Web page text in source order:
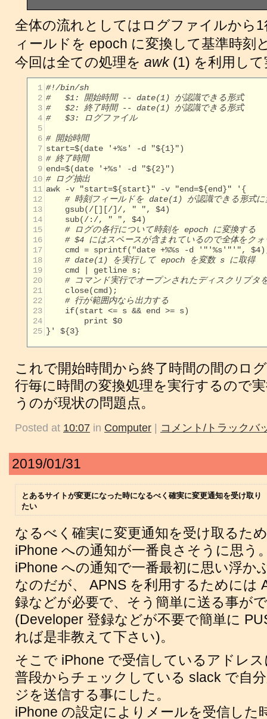
全体の流れとしてはログファイルから
ィールドを epoch に変換して基準時刻
今回は全ての処理を awk(1) を利用し
  1
#!/bin/sh
  2
#   $1: 開始時間 -- date(1) が認識できる形式
  3
#   $2: 終了時間 -- date(1) が認識できる形式
  4
#   $3: ログファイル
  5
  6
# 開始時間
  7
  8
# 終了時間
  9
10 # ログ抽出
11
awk -v "start=${start}" -v "end=${end}" '{
12
# 時刻フィールドを date(1) が認識できる形式に
13
14
15
# ログの各行について時刻を epoch に変換する
16
# $4 にはスペースが含まれているので全体をクォ
17
18
# date(1) を実行して epoch を変数 s に取得
19
20
# コマンド実行でオープンされたディスクリプタ
21
22
# 行が範囲内なら出力する
23
24
        print $0
25 }' ${3}
これで開始時間から終了時間の間のロ
行毎に時間の変換処理を実行するので
うのが現状の問題点。
Posted at 10:07 in Computer コメント/トラックバ
2019/01/31
とあるサイトが変更になった時になるべく確実に変更通知を受け取り
たい
なるべく確実に変更通知を受け取るた
iPhone への通知が一番良さそうに思う
iPhone への通知で一番最初に思い浮か
なのだが、 APNS を利用するためには
録などが必要で、そう簡単に送る事が
(Developer 登録などが不要で簡単に
れば是非教えて下さい)。
そこで iPhone で受信しているアドレ
普段からチェックしている slack で自
ジを送信する事にした。
iPhone の設定によりメールを受信した